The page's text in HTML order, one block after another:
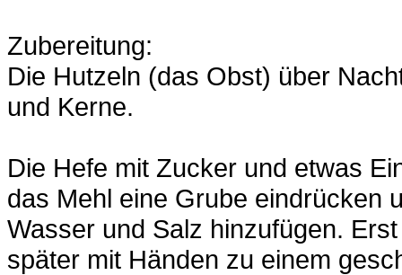
Zubereitung:
Die Hutzeln (das Obst) über
und Kerne.
Die Hefe mit Zucker und etwas
das Mehl eine Grube eindrücken
Wasser und Salz hinzufügen.
später mit Händen zu einem